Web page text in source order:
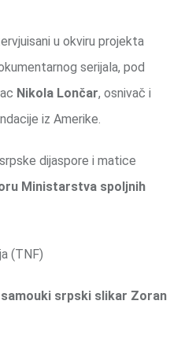
u okviru projekta
serijala, pod
Nikola Lončar, osnivač i
iz Amerike.
dijaspore i matice
Ministarstva spoljnih
(TNF)
srpski slikar Zoran